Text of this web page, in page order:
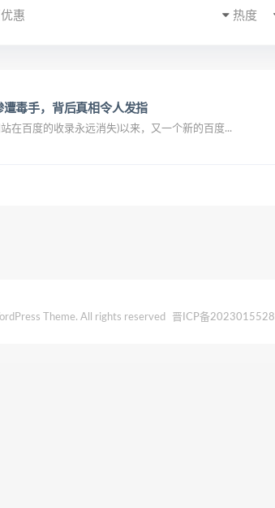
惠 热度
毒手，背后真相令人发指
在百度的收录永远消失)以来，又一个新的百度...
Theme. All rights reserved 晋ICP备